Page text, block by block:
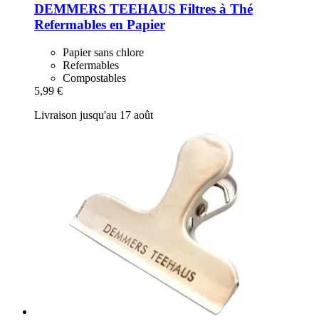
DEMMERS TEEHAUS Filtres à Thé
Refermables en Papier
Papier sans chlore
Refermables
Compostables
5,99 €
Livraison jusqu'au 17 août